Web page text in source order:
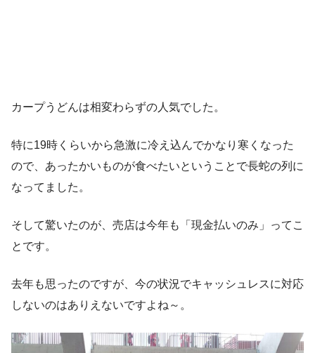
カープうどんは相変わらずの人気でした。
特に19時くらいから急激に冷え込んでかなり寒くなった
ので、あったかいものが食べたいということで長蛇の列に
なってました。
そして驚いたのが、売店は今年も「現金払いのみ」ってこ
とです。
去年も思ったのですが、今の状況でキャッシュレスに対応
しないのはありえないですよね～。